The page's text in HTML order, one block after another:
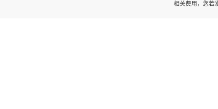
相关费用，您若